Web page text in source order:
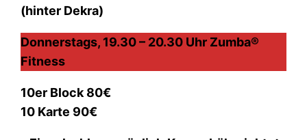
(hinter Dekra)
Donnerstags, 19.30 – 20.30 Uhr Zumba®
Fitness
10er Block 80€
10 Karte 90€